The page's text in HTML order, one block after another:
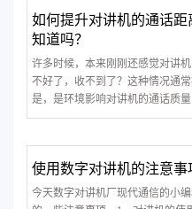
如何提升对讲机的通话
知道吗？
许多时候，本来刚刚还感觉对讲
不好了，收不到了？这种情况通
是，是环境影响对讲机的通话质
编就和大家聊一聊如何提升对讲
使用数字对讲机的注意事
今天数字对讲机厂现代通信的小